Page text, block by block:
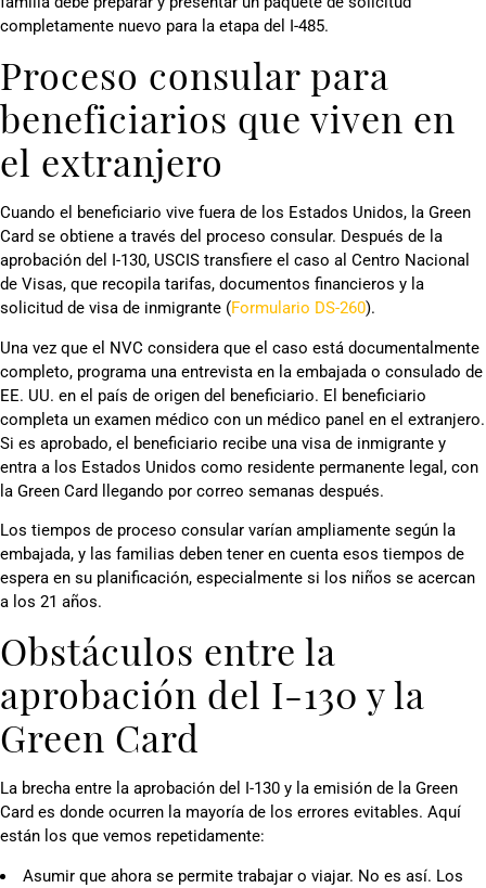
completamente nuevo para la etapa del I-485.
Proceso consular para
beneficiarios que viven en
el extranjero
Cuando el beneficiario vive fuera de los Estados Unidos, la Green
Card se obtiene a través del proceso consular. Después de la
aprobación del I-130, USCIS transfiere el caso al Centro Nacional
de Visas, que recopila tarifas, documentos financieros y la
solicitud de visa de inmigrante (Formulario DS-260).
Una vez que el NVC considera que el caso está documentalmente
completo, programa una entrevista en la embajada o consulado de
EE. UU. en el país de origen del beneficiario. El beneficiario
completa un examen médico con un médico panel en el extranjero.
Si es aprobado, el beneficiario recibe una visa de inmigrante y
entra a los Estados Unidos como residente permanente legal, con
la Green Card llegando por correo semanas después.
Los tiempos de proceso consular varían ampliamente según la
embajada, y las familias deben tener en cuenta esos tiempos de
espera en su planificación, especialmente si los niños se acercan
a los 21 años.
Obstáculos entre la
aprobación del I-130 y la
Green Card
La brecha entre la aprobación del I-130 y la emisión de la Green
Card es donde ocurren la mayoría de los errores evitables. Aquí
están los que vemos repetidamente:
Asumir que ahora se permite trabajar o viajar. No es así. Los